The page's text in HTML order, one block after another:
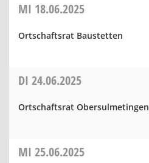
MI 18.06.2025
Ortschaftsrat Baustetten
DI 24.06.2025
Ortschaftsrat Obersulmetingen
MI 25.06.2025